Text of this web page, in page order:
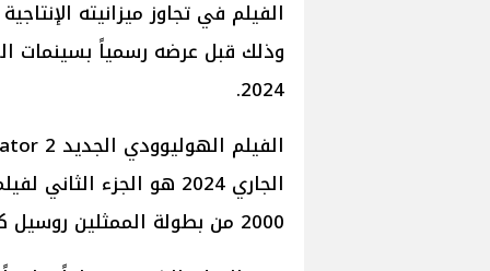
2024.
2000 من بطولة الممثلين روسيل كرو و جواكين فينيكس من إخراج ريدلي سكوت.